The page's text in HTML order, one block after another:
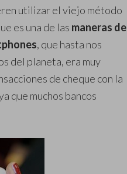
utilizar el viejo método
es una de las maneras de
, que hasta nos
del planeta, era muy
de cheque con la
que muchos bancos